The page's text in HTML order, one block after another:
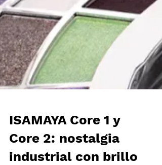
ISAMAYA Core 1 y
Core 2: nostalgia